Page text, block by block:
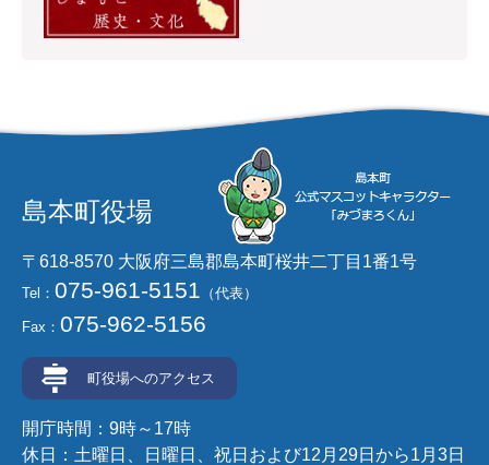
島本町役場
〒618-8570 大阪府三島郡島本町桜井二丁目1番1号
Tel： 075-961-5151 （代表）
Fax： 075-962-5156
町役場へのアクセス
開庁時間：9時～17時
休日：土曜日、日曜日、祝日および12月29日から1月3日